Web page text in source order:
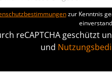
zur Kenntnis
reCAPTCHA geschützt
und